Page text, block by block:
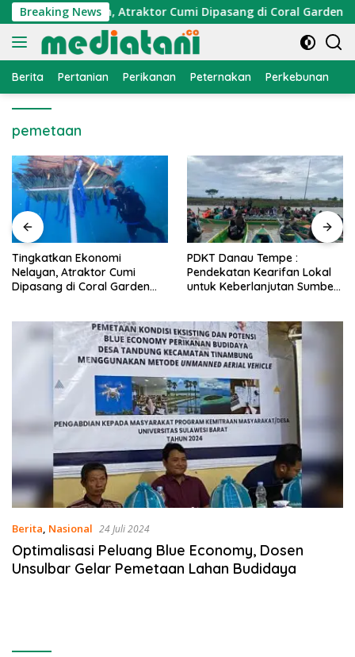
Langsung
ke
konten
Breaking News
Nelayan, Atraktor Cumi Dipasang di Coral Garden
Berita Pertanian Perikanan Peternakan Perkebunan
pemetaan
PDKT Danau Tempe :
Pendekatan Kearifan Lokal
untuk Keberlanjutan Sumber
Cara Mengatasi Penyakit
PMK pada Sapi Perah Secara
Alami dan Medis
Berita, Nasional 24 Juli 2024
Optimalisasi Peluang Blue Economy, Dosen
Unsulbar Gelar Pemetaan Lahan Budidaya